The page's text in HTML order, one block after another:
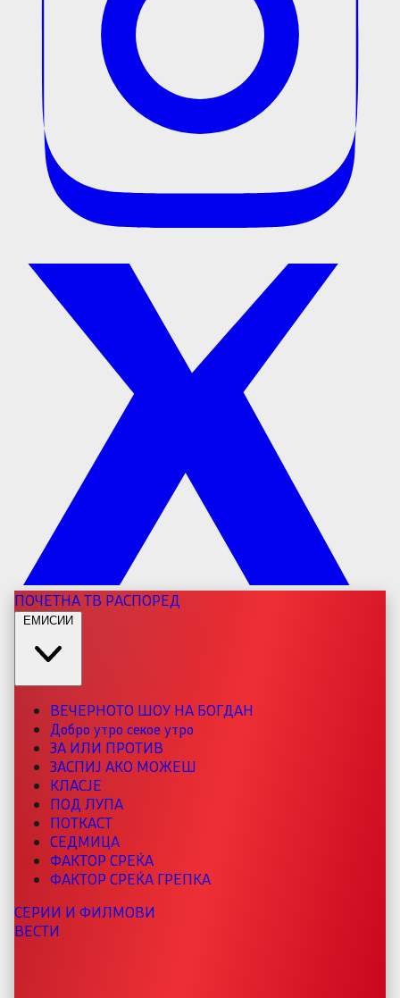
ПОЧЕТНАТВ РАСПОРЕД
ЕМИСИИ
ВЕЧЕРНОТО ШОУ НА БОГДАН
Добро утро секое утро
ЗА ИЛИ ПРОТИВ
ЗАСПИЈ АКО МОЖЕШ
КЛАСЈЕ
ПОД ЛУПА
ПОТКАСТ
СЕДМИЦА
ФАКТОР СРЕЌА
ФАКТОР СРЕЌА ГРЕПКА
СЕРИИ И ФИЛМОВИ
ВЕСТИ